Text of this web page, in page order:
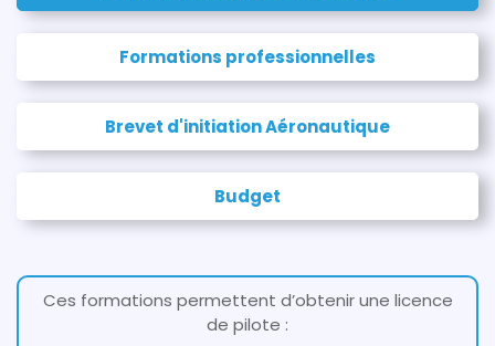
Formations professionnelles
Brevet d'initiation Aéronautique
Budget
Ces formations permettent d’obtenir une licence
de pilote :